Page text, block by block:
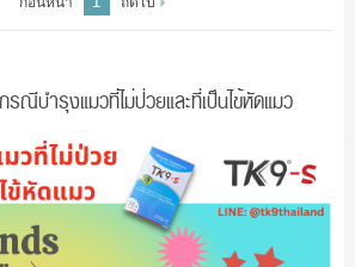
รณีบำรุงแมวที่ไม่ป่วยและที่เป็นไข้หัดแมว